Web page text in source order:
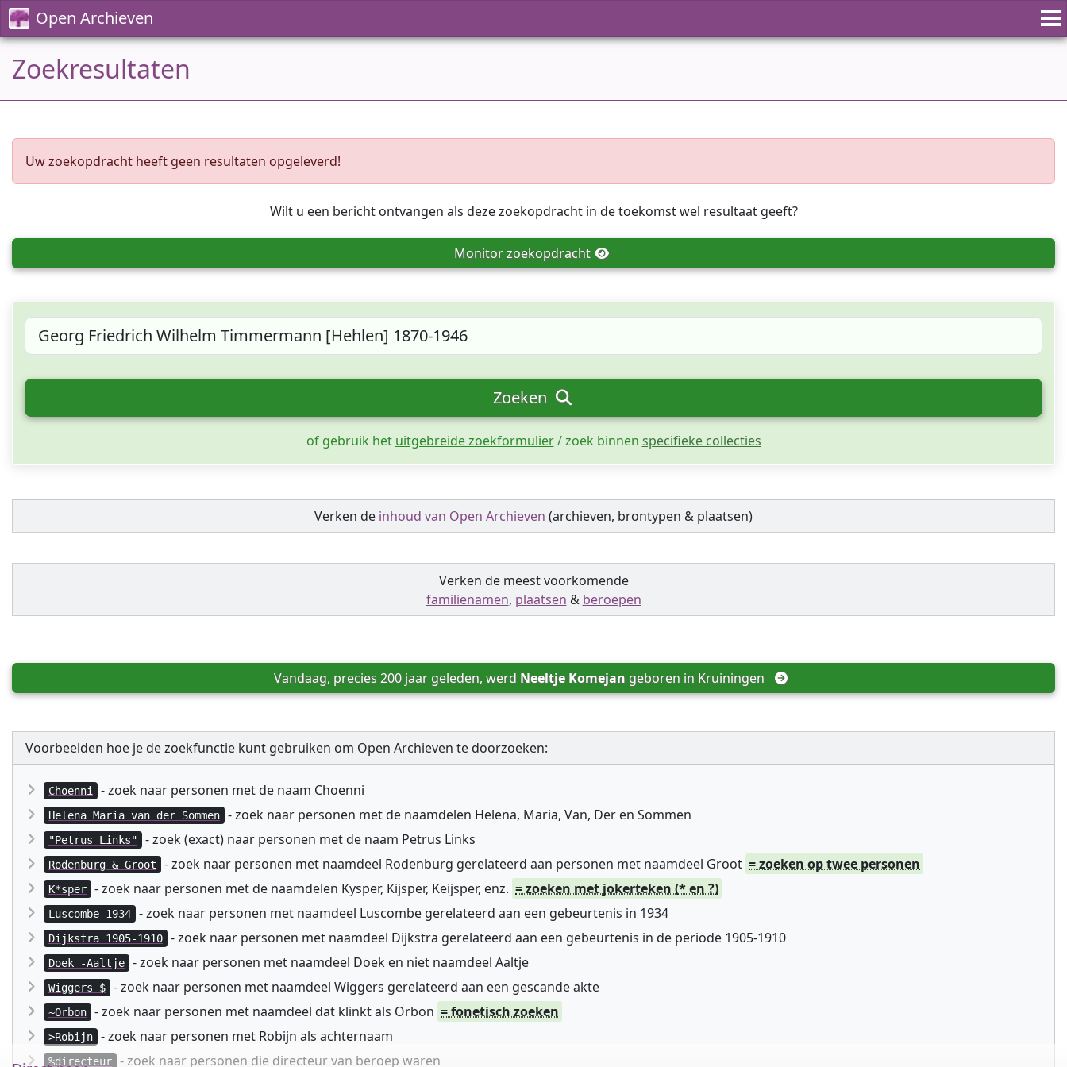
Open Archieven
Zoekresultaten
Uw zoekopdracht heeft geen resultaten opgeleverd!
Wilt u een bericht ontvangen als deze zoekopdracht in de toekomst wel resultaat geeft?
Monitorzoekopdracht
Zoeken
of gebruik het uitgebreide zoekformulier/ zoek binnen specifieke collecties
Verken de inhoud van Open Archieven (archieven, brontypen & plaatsen)
Verken de meest voorkomende
familienamen, plaatsen & beroepen
Vandaag, precies 200 jaar geleden, werd Neeltje Komejan geboren in Kruiningen
Voorbeelden hoe je de zoekfunctie kunt gebruiken om Open Archieven te doorzoeken:
Choenni - zoek naar personen met de naam Choenni
Helena Maria van der Sommen - zoek naar personen met de naamdelen Helena, Maria, Van, Der en Sommen
"Petrus Links" - zoek (exact) naar personen met de naam Petrus Links
Rodenburg & Groot - zoek naar personen met naamdeel Rodenburg gerelateerd aan personen met naamdeel Groot = zoeken op twee personen
K*sper - zoek naar personen met de naamdelen Kysper, Kijsper, Keijsper, enz. = zoeken met jokerteken (* en ?)
Luscombe 1934 - zoek naar personen met naamdeel Luscombe gerelateerd aan een gebeurtenis in 1934
Dijkstra 1905-1910 - zoek naar personen met naamdeel Dijkstra gerelateerd aan een gebeurtenis in de periode 1905-1910
Doek -Aaltje - zoek naar personen met naamdeel Doek en niet naamdeel Aaltje
Wiggers $ - zoek naar personen met naamdeel Wiggers gerelateerd aan een gescande akte
~Orbon - zoek naar personen met naamdeel dat klinkt als Orbon = fonetisch zoeken
>Robijn - zoek naar personen met Robijn als achternaam
%directeur - zoek naar personen die directeur van beroep waren